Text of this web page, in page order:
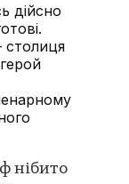
дійсно
столиця
нібито